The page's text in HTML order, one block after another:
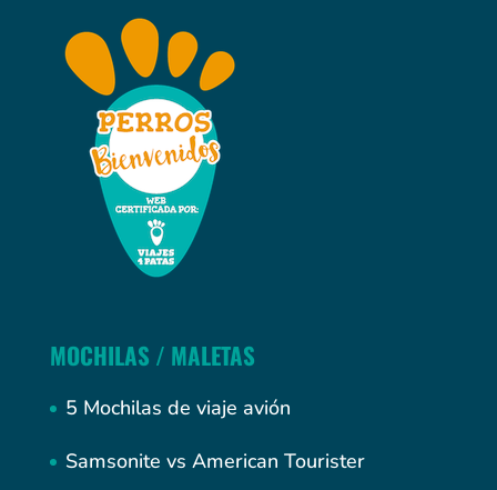
MOCHILAS / MALETAS
5 Mochilas de viaje avión
Samsonite vs American Tourister